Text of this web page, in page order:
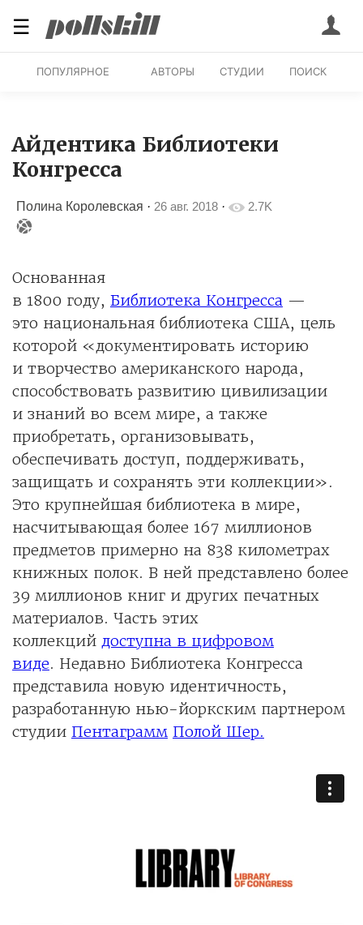
☰
ПОПУЛЯРНОЕ АВТОРЫ СТУДИИ ПОИСК
Айдентика Библиотеки
Конгресса
Полина Королевская · 26 авг. 2018 · 2.7K
Основанная
в 1800 году, Библиотека Конгресса —
это национальная библиотека США, цель
которой «документировать историю
и творчество американского народа,
способствовать развитию цивилизации
и знаний во всем мире, а также
приобретать, организовывать,
обеспечивать доступ, поддерживать,
защищать и сохранять эти коллекции».
Это крупнейшая библиотека в мире,
насчитывающая более 167 миллионов
предметов примерно на 838 километрах
книжных полок. В ней представлено более
39 миллионов книг и других печатных
материалов. Часть этих
коллекций доступна в цифровом
виде. Недавно Библиотека Конгресса
представила новую идентичность,
разработанную нью-йоркским партнером
студии Пентаграмм Полой Шер.